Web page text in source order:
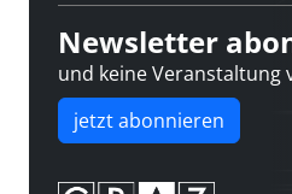
Newsletter
und keine Veranstaltung
jetzt abonnieren